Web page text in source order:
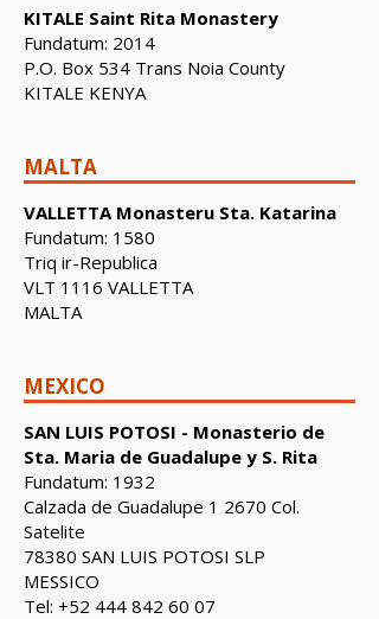
KITALE Saint Rita Monastery
Fundatum: 2014
P.O. Box 534 Trans Noia County
KITALE KENYA
MALTA
VALLETTA Monasteru Sta. Katarina
Fundatum: 1580
Triq ir-Republica
VLT 1116 VALLETTA
MALTA
MEXICO
SAN LUIS POTOSI - Monasterio de
Sta. Maria de Guadalupe y S. Rita
Fundatum: 1932
Calzada de Guadalupe 1 2670 Col.
Satelite
78380 SAN LUIS POTOSI SLP
MESSICO
Tel: +52 444 842 60 07